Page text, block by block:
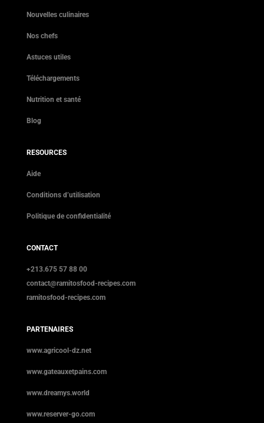
Nouvelles culinaires
Nos chefs
Astuces utiles
Téléchargements
Nutrition et santé
Blog
RESOURCES
Aide
Conditions d’utilisation
Politique de confidentialité
CONTACT
+213.675 57 88 00
contact@ramitosfood-recipes.com
ramitosfood-recipes.com
PARTENAIRES
www.agricool-dz.net
www.gateauxetpains.com
www.dreamys.world
www.reserver-go.com